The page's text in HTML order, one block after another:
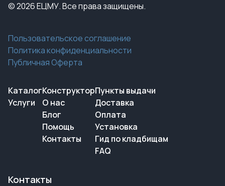
© 2026 ЕЦМУ. Все права защищены.
Пользовательское соглашение
Политика конфиденциальности
Публичная Оферта
Каталог
Услуги
Конструктор
О нас
Блог
Помощь
Контакты
Пункты выдачи
Доставка
Оплата
Установка
Гид по кладбищам
FAQ
Контакты